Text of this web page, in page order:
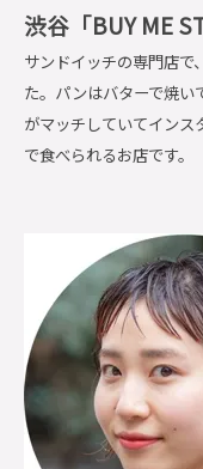
渋谷「BUY ME
サンドイッチの専門店で
た。パンはバターで焼い
がマッチしていてインス
で食べられるお店です。